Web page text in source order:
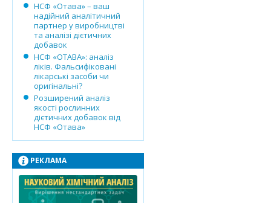
НСФ «Отава» – ваш
надійний аналітичний
партнер у виробництві
та аналізі дієтичних
добавок
НСФ «ОТАВА»: аналіз
ліків. Фальсифіковані
лікарські засоби чи
оригінальні?
Розширений аналіз
якості рослинних
дієтичних добавок від
НСФ «Отава»
РЕКЛАМА